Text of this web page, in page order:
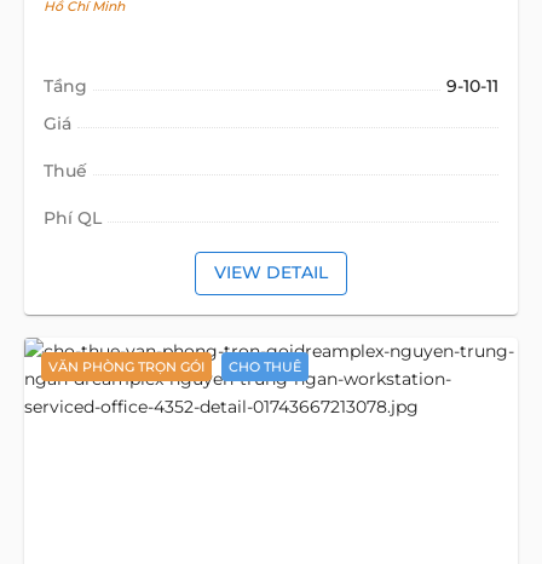
Hồ Chí Minh
Tầng
9-10-11
Giá
Thuế
Phí QL
VIEW DETAIL
VĂN PHÒNG TRỌN GÓI CHO THUÊ